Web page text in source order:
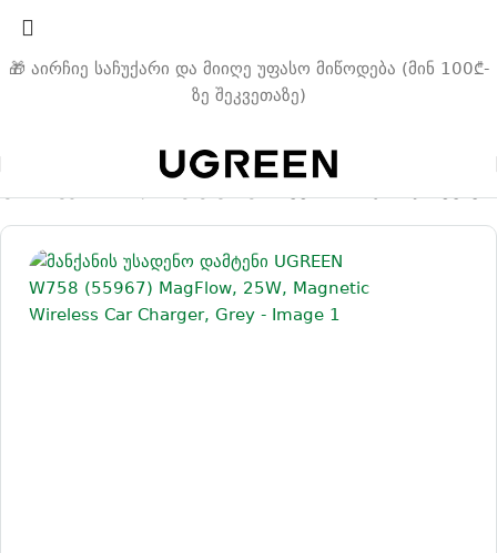
🎁 აირჩიე საჩუქარი და მიიღე უფასო მიწოდება (მინ 100₾-
ზე შეკვეთაზე)